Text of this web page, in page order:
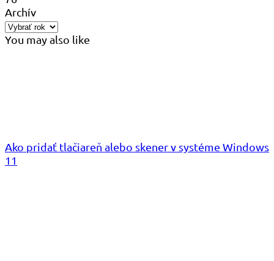
Archív
You may also like
Ako pridať tlačiareň alebo skener v systéme Windows
11